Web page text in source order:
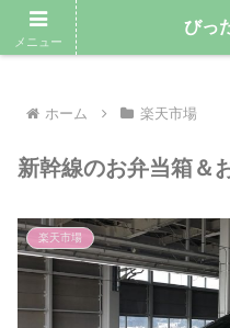
気ままにゆるりと暮ら
ホーム 楽天市場
新幹線のお弁当箱＆
楽天市場
メニュー
びっ